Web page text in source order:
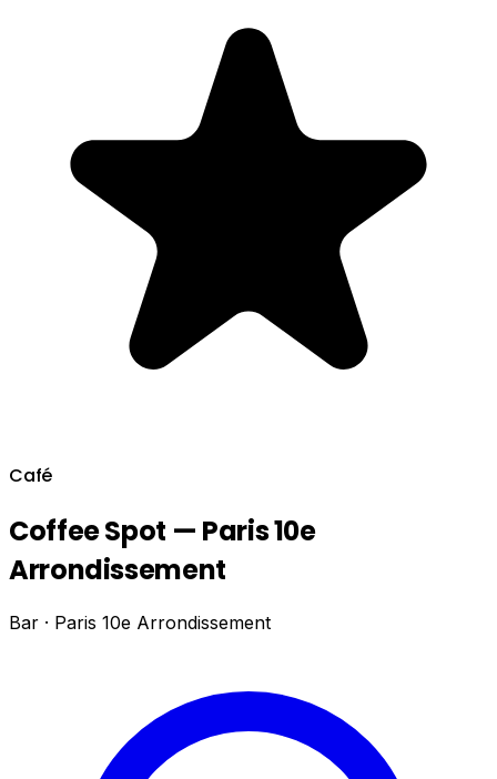
Café
Coffee Spot — Paris 10e
Arrondissement
Bar · Paris 10e Arrondissement